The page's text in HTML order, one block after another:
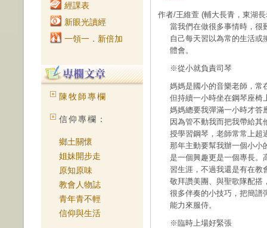
經課表
新眼光讀經
一領一．新倍加
陳牧師專欄
信仰專欄：
鄉土關懷
姐妹開步走
原知原味
教會人物誌
青年青不輕
信仰與生活
作者/王維萱 (輔大長青，東湖
當我們在做很多事情時，很
自己每天習以為常的生活或
體會。
※從小就負責司琴
媽媽是國小的音樂老師，常
但持續一小時坐在鋼琴座椅
媽媽總要我彈滿一小時才答
因為管不動我而把我帶給
授學習鋼琴，老師常常上超
那年主動要幫我辦一個小小
是一個興趣更是一個專長。
習生涯，不過我還是有在教
敬拜讚美團、與聖歌隊配搭
很多伴奏的小技巧，把簡譜
能力來服侍。
※臨時上場好緊張